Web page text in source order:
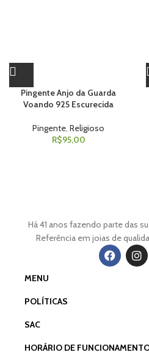
Pingente Anjo da Guarda
Voando 925 Escurecida
Pingente, Religioso
R$95,00
Há 41 anos fazendo parte das
Referência em joias de
MENU
POLÍTICAS
SAC
HORÁRIO DE